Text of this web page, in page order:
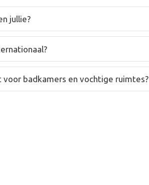
jullie?
voor badkamers en vochtige ruimtes?